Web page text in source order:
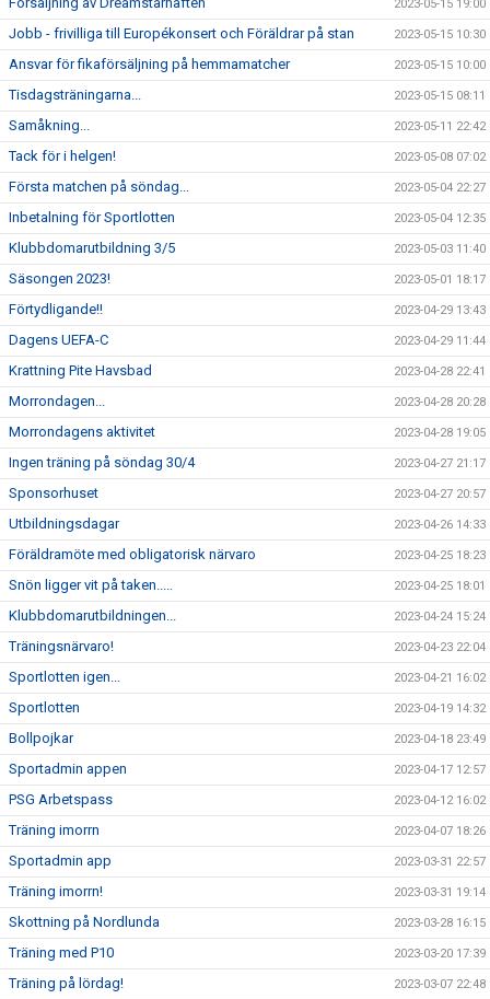
2023-05-15 19:00
Jobb - frivilliga till Europékonsert och Föräldrar på stan 2023-05-15 10:30
Ansvar för fikaförsäljning på hemmamatcher 2023-05-15 10:00
Tisdagsträningarna... 2023-05-15 08:11
Samåkning... 2023-05-11 22:42
Tack för i helgen! 2023-05-08 07:02
Första matchen på söndag... 2023-05-04 22:27
Inbetalning för Sportlotten 2023-05-04 12:35
Klubbdomarutbildning 3/5 2023-05-03 11:40
Säsongen 2023! 2023-05-01 18:17
Förtydligande!! 2023-04-29 13:43
Dagens UEFA-C 2023-04-29 11:44
Krattning Pite Havsbad 2023-04-28 22:41
Morrondagen... 2023-04-28 20:28
Morrondagens aktivitet 2023-04-28 19:05
Ingen träning på söndag 30/4 2023-04-27 21:17
Sponsorhuset 2023-04-27 20:57
Utbildningsdagar 2023-04-26 14:33
Föräldramöte med obligatorisk närvaro 2023-04-25 18:23
Snön ligger vit på taken..... 2023-04-25 18:01
Klubbdomarutbildningen... 2023-04-24 15:24
Träningsnärvaro! 2023-04-23 22:04
Sportlotten igen... 2023-04-21 16:02
Sportlotten 2023-04-19 14:32
Bollpojkar 2023-04-18 23:49
Sportadmin appen 2023-04-17 12:57
PSG Arbetspass 2023-04-12 16:02
Träning imorrn 2023-04-07 18:26
Sportadmin app 2023-03-31 22:57
Träning imorrn! 2023-03-31 19:14
Skottning på Nordlunda 2023-03-28 16:15
Träning med P10 2023-03-20 17:39
Träning på lördag! 2023-03-07 22:48